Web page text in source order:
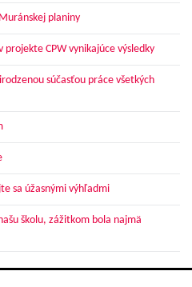
planiny
CPW vynikajúce výsledky
súčasťou práce všetkých
sa úžasnými výhľadmi
školu, zážitkom bola najmä